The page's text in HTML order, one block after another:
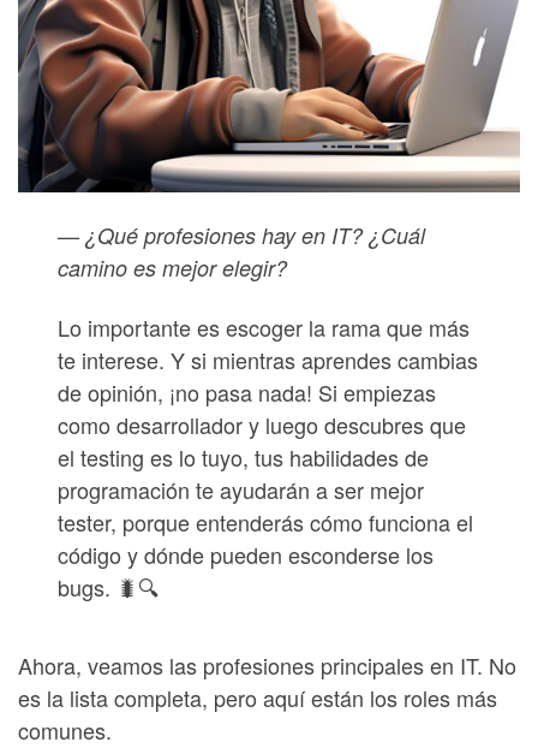
— ¿Qué profesiones hay en IT? ¿Cuál
camino es mejor elegir?
Lo importante es escoger la rama que más
te interese. Y si mientras aprendes cambias
de opinión, ¡no pasa nada! Si empiezas
como desarrollador y luego descubres que
el testing es lo tuyo, tus habilidades de
programación te ayudarán a ser mejor
tester, porque entenderás cómo funciona el
código y dónde pueden esconderse los
bugs. 🐛🔍
Ahora, veamos las profesiones principales en IT. No
es la lista completa, pero aquí están los roles más
comunes.